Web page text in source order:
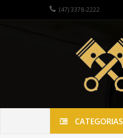
(47) 3378-2222
CATEGORIAS